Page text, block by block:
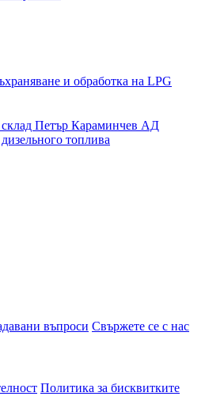
и обработка на LPG
Петър Караминчев АД
топлива
въпроси Свържете се с нас
Политика за бисквитките